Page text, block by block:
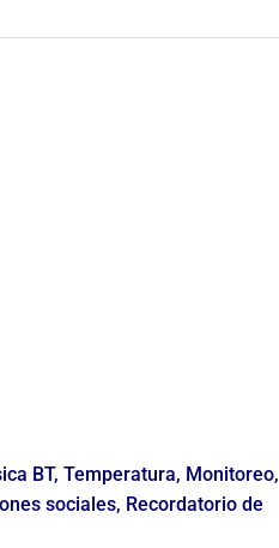
BT, Temperatura, Monitoreo,
sociales, Recordatorio de